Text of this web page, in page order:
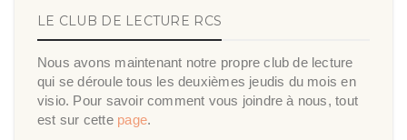
LE CLUB DE LECTURE RCS
Nous avons maintenant notre propre club de lecture
qui se déroule tous les deuxièmes jeudis du mois en
visio. Pour savoir comment vous joindre à nous, tout
est sur cette page.